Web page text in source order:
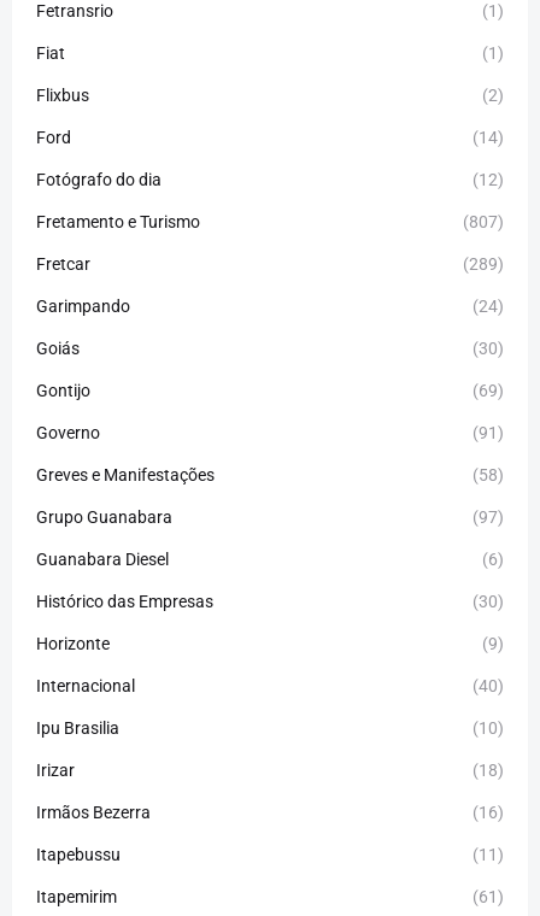
Fetransrio (1)
Fiat (1)
Flixbus (2)
Ford (14)
Fotógrafo do dia (12)
Fretamento e Turismo (807)
Fretcar (289)
Garimpando (24)
Goiás (30)
Gontijo (69)
Governo (91)
Greves e Manifestações (58)
Grupo Guanabara (97)
Guanabara Diesel (6)
Histórico das Empresas (30)
Horizonte (9)
Internacional (40)
Ipu Brasilia (10)
Irizar (18)
Irmãos Bezerra (16)
Itapebussu (11)
Itapemirim (61)